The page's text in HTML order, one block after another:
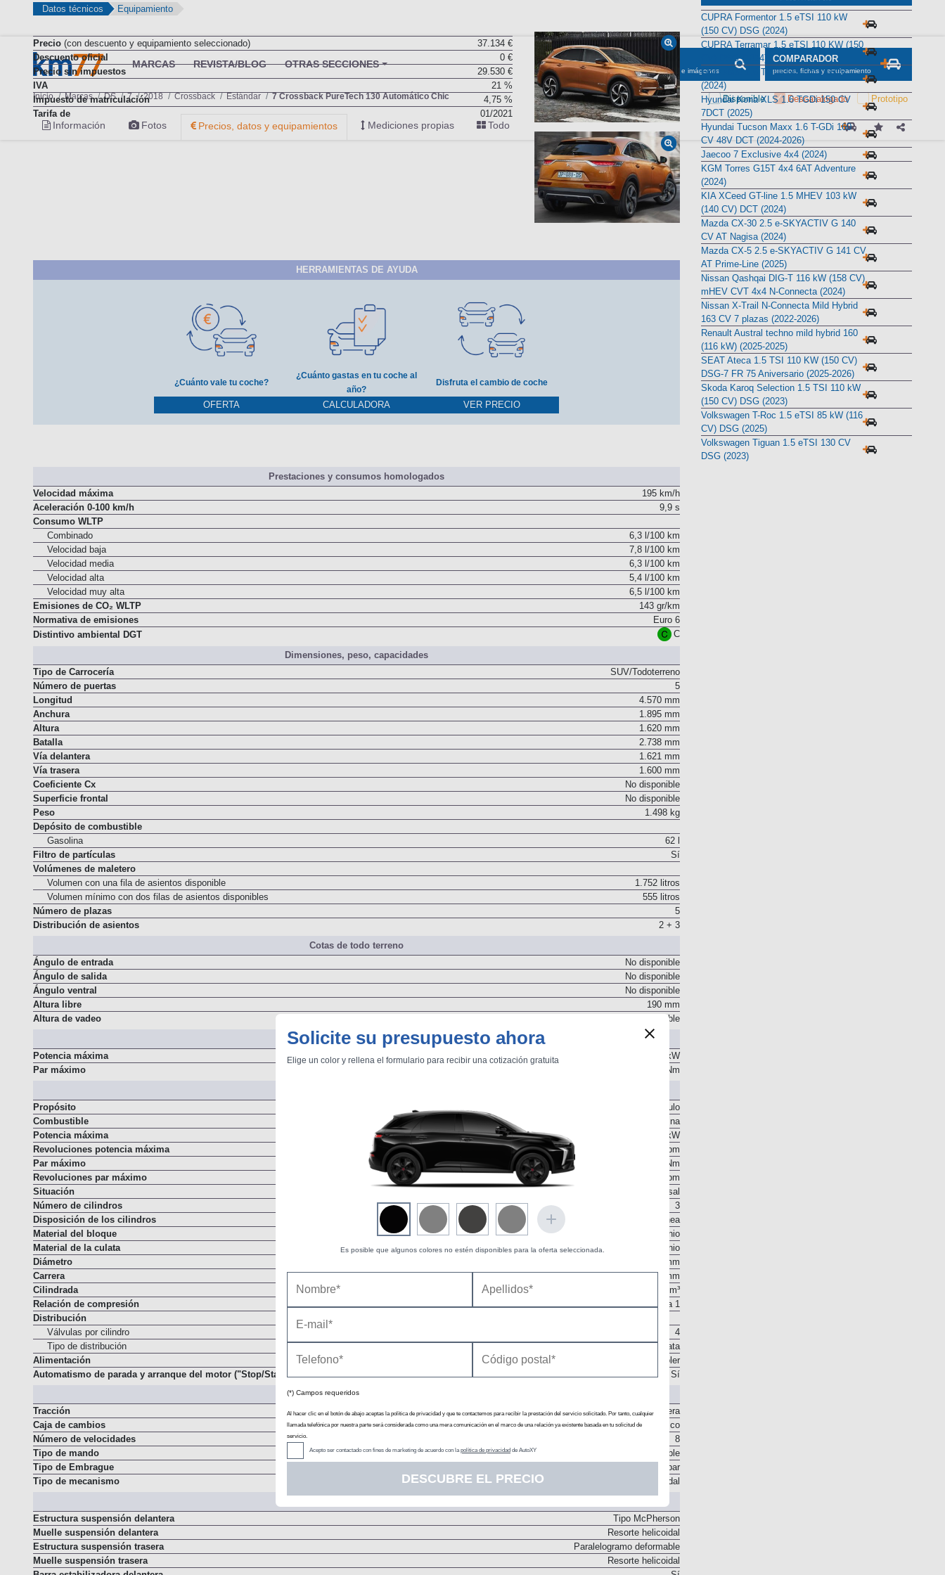
Solicite su presupuesto ahora
Elige un color y rellena el formulario para recibir una cotización gratuita
Es posible que algunos colores no estén disponibles para la oferta seleccionada.
(*) Campos requeridos
Al hacer clic en el botón de abajo aceptas la política de privacidad y que te contactemos para recibir la prestación del servicio solicitado. Por tanto, cualquier
llamada telefónica por nuestra parte será considerada como una mera comunicación en el marco de una relación ya existente basada en tu solicitud de
servicio.
Acepto ser contactado con fines de marketing de acuerdo con la política de privacidad de AutoXY
DESCUBRE EL PRECIO
Precio(con descuento y equipamiento seleccionado)
37.134 €
Descuento oficial
0 €
Precio sin impuestos
29.530 €
IVA
21 %
Impuesto de matriculación
4,75 %
Tarifa de
01/2021
HERRAMIENTAS DE AYUDA
OFERTA
¿Cuánto gastas en tu coche al
año?
CALCULADORA VER PRECIO
Prestaciones y consumos homologados
Velocidad máxima
195 km/h
Aceleración 0-100 km/h
Consumo WLTP
Combinado
6,3 l/100 km
Velocidad baja
7,8 l/100 km
Velocidad media
6,3 l/100 km
Velocidad alta
5,4 l/100 km
Velocidad muy alta
6,5 l/100 km
Emisiones de CO₂ WLTP
143 gr/km
Normativa de emisiones
Euro 6
Dimensiones, peso, capacidades
Tipo de Carrocería
SUV/Todoterreno
Número de puertas
5
Longitud
4.570 mm
Anchura
1.895 mm
Altura
1.620 mm
Batalla
2.738 mm
Vía delantera
1.621 mm
Vía trasera
1.600 mm
Coeficiente Cx
No disponible
Superficie frontal
No disponible
Peso
Depósito de combustible
Gasolina
62 l
Filtro de partículas
Volúmenes de maletero
Volumen con una fila de asientos disponible
1.752 litros
Volumen mínimo con dos filas de asientos disponibles
555 litros
Número de plazas
5
Cotas de todo terreno
Ángulo de entrada
No disponible
Ángulo de salida
No disponible
Ángulo ventral
No disponible
Altura libre
190 mm
No disponible
Resumen del sistema de propulsión
Potencia máxima
131 CV / 96 kW
Propósito
Impulsar el vehículo
Combustible
Gasolina
Potencia máxima
131 CV / 96 kW
Revoluciones potencia máxima
5.500 rpm
Par máximo
230 Nm
Revoluciones par máximo
1.750 rpm
Situación
Delantero transversal
Número de cilindros
3
Disposición de los cilindros
En línea
Material del bloque
Aluminio
Material de la culata
Aluminio
Diámetro
75 mm
Carrera
90,5 mm
Cilindrada
1.199 cm³
Relación de compresión
Distribución
Válvulas por cilindro
4
Tipo de distribución
Dos árboles de levas en la culata
Alimentación
Inyección directa. Turbo. Intercooler
Tracción
Delantera
Caja de cambios
Automático
Número de velocidades
8
Tipo de mando
No disponible
Tipo de Embrague
Convertidor de par
Chasis
Estructura suspensión delantera
Tipo McPherson
Muelle suspensión delantera
Resorte helicoidal
Estructura suspensión trasera
Paralelogramo deformable
Muelle suspensión trasera
Resorte helicoidal
Alternativas
CUPRA Formentor 1.5 eTSI 110 kW
(150 CV) DSG (2024)
CUPRA Terramar 1.5 eTSI 110 KW (150
CV) DSG (2024)
Ebro s800 1.6 TGDI 147 CV Luxury
(2024)
Hyundai Kona XLS 1.6 TGDi 150 CV
7DCT (2025)
Hyundai Tucson Maxx 1.6 T-GDi 160
CV 48V DCT (2024-2026)
Jaecoo 7 Exclusive 4x4 (2024)
KGM Torres G15T 4x4 6AT Adventure
(2024)
KIA XCeed GT-line 1.5 MHEV 103 kW
(140 CV) DCT (2024)
Mazda CX-30 2.5 e-SKYACTIV G 140
CV AT Nagisa (2024)
Mazda CX-5 2.5 e-SKYACTIV G 141 CV
AT Prime-Line (2025)
Nissan Qashqai DIG-T 116 kW (158 CV)
mHEV CVT 4x4 N-Connecta (2024)
Nissan X-Trail N-Connecta Mild Hybrid
163 CV 7 plazas (2022-2026)
Renault Austral techno mild hybrid 160
(116 kW) (2025-2025)
SEAT Ateca 1.5 TSI 110 KW (150 CV)
DSG-7 FR 75 Aniversario (2025-2026)
Skoda Karoq Selection 1.5 TSI 110 kW
(150 CV) DSG (2023)
Volkswagen T-Roc 1.5 eTSI 85 kW (116
CV) DSG (2025)
Volkswagen Tiguan 1.5 eTSI 130 CV